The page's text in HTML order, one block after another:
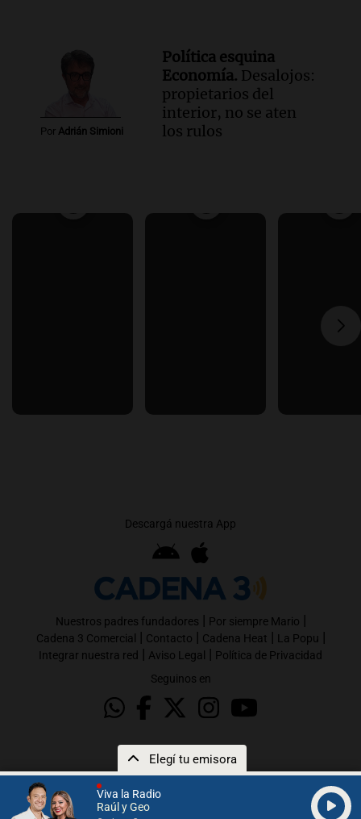
Viva la Radio
Raúl y Geo
Elegí tu emisora
Por Adrián Simioni
Política esquina
Economía. Desalojos:
propietarios del
interior, no se aten
los rulos
Descargá nuestra App
Nuestros padres fundadores | Por siempre Mario |
Cadena 3 Comercial | Contacto | Cadena Heat | La Popu |
Integrar nuestra red | Aviso Legal | Política de Privacidad
Seguinos en